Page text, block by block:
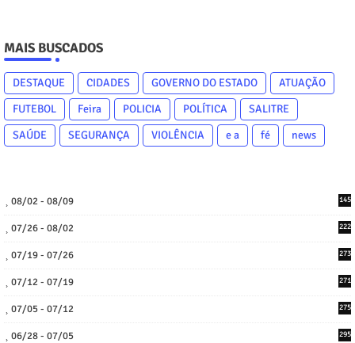
MAIS BUSCADOS
DESTAQUE CIDADES GOVERNO DO ESTADO
ATUAÇÃO
FUTEBOL
Feira POLICIA POLÍTICA
SALITRE
SAÚDE
SEGURANÇA VIOLÊNCIA e a fé news
08/02 - 08/09 145
07/26 - 08/02 222
07/19 - 07/26 273
07/12 - 07/19 271
07/05 - 07/12 275
06/28 - 07/05 295